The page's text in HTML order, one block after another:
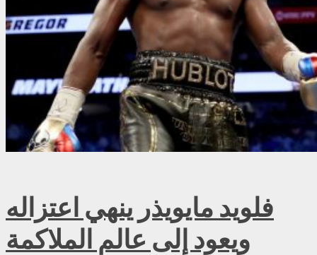
فلويد مايويذر ينهي اعتزاله
ويعود إلى عالم الملاكمة